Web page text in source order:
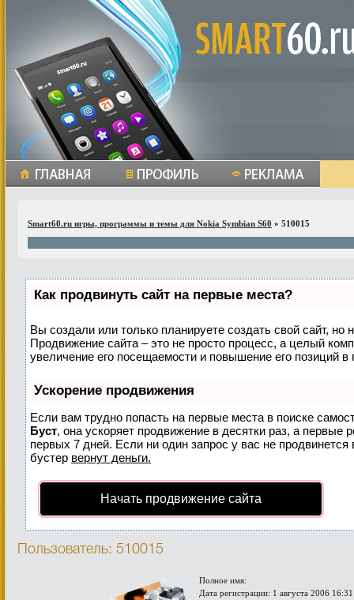
Smart60.ru игры, программы и темы для Nokia Symbian S60 » 510015
Как продвинуть сайт на первые места?
Вы создали или только планируете создать свой сайт, но
Продвижение сайта – это не просто процесс, а целый
увеличение его посещаемости и повышение его позиций в
Ускорение продвижения
Если вам трудно попасть на первые места в поиске
Буст, она ускоряет продвижение в десятки раз, а первые
первых 7 дней. Если ни один запрос у вас не
бустер вернут деньги.
Начать продвижение сайта
Пользователь: 510015
Полное имя:
Дата регистрации: 1 августа 2006 16:31